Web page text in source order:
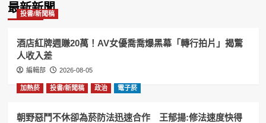
最新新聞
投書/新聞稿
酒店紅牌週賺20萬！AV女優喬喬爆黑幕「轉行拍片」揭驚
人收入差
編輯部 2026-08-05
加熱菸 投書/新聞稿 政治 電子菸
朝野惡鬥不休卻為菸防法迅速合作 王郁揚:修法速度快得